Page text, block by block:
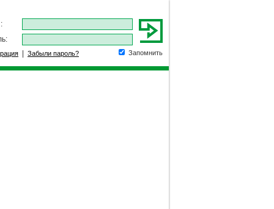
Запомнить
Забыли пароль?